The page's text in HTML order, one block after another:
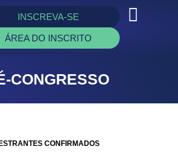
INSCREVA-SE
ÁREA DO INSCRITO
CONGRESSO
CONFIRMADOS